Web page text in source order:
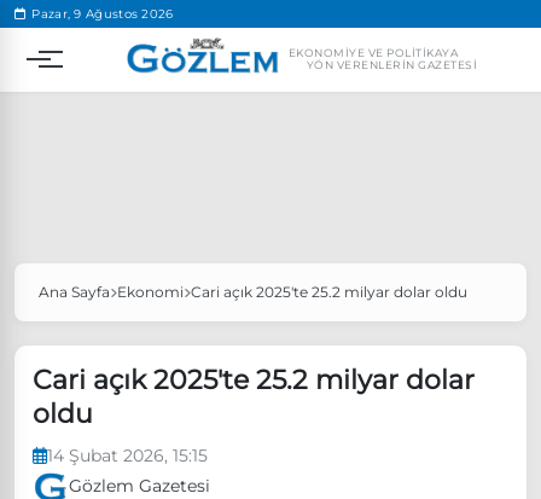
Pazar, 9 Ağustos 2026
EKONOMIYE VE POLITIKAYA
YÖN VERENLERIN GAZETESI
Popüler Aramalar
Özgür Özel, Ekrem İmamoğlu’nu ziyaret edecek
Ünlü çift bir etkinliğe daha katılmama kararı aldı
Boykot
Ana Sayfa Ekonomi Cari açık 2025'te 25.2 milyar dolar oldu
Cari açık 2025'te 25.2 milyar dolar
oldu
14 Şubat 2026, 15:15
Gözlem Gazetesi